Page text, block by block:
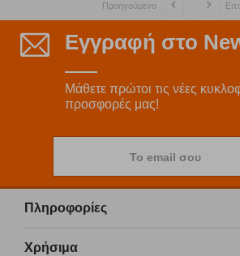
Προηγούμενο
Εγγραφή στο
Μάθετε πρώτοι τις νέες
προσφορές μας!
Το email σου
Πληροφορίες
Χρήσιμα